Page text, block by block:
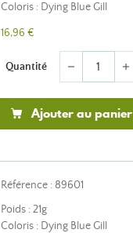
Coloris : Dying Blue Gill
16,96 €
Quantité remove add
Ajouter au panier
Référence : 89601
Poids : 21g
Coloris : Dying Blue Gill